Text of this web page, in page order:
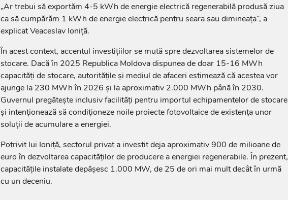
„Ar trebui să exportăm 4-5 kWh de energie electrică regenerabilă produsă ziua
ca să cumpărăm 1 kWh de energie electrică pentru seara sau dimineața”, a
explicat Veaceslav Ioniță.
În acest context, accentul investițiilor se mută spre dezvoltarea sistemelor de
stocare. Dacă în 2025 Republica Moldova dispunea de doar 15-16 MWh
capacități de stocare, autoritățile și mediul de afaceri estimează că acestea vor
ajunge la 230 MWh în 2026 și la aproximativ 2.000 MWh până în 2030.
Guvernul pregătește inclusiv facilități pentru importul echipamentelor de stocare
și intenționează să condiționeze noile proiecte fotovoltaice de existența unor
soluții de acumulare a energiei.
Potrivit lui Ioniță, sectorul privat a investit deja aproximativ 900 de milioane de
euro în dezvoltarea capacităților de producere a energiei regenerabile. În prezent,
capacitățile instalate depășesc 1.000 MW, de 25 de ori mai mult decât în urmă
cu un deceniu.